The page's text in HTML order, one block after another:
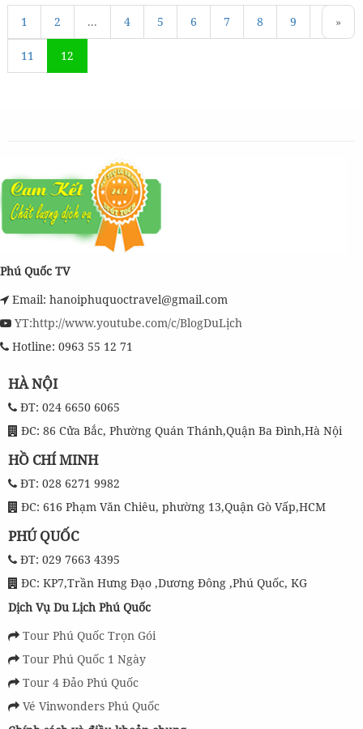
«1 2 ... 4 5 6 7 8 9
11 12
»
Phú Quốc TV
Email: hanoiphuquoctravel@gmail.com
YT:http://www.youtube.com/c/BlogDuLịch
Hotline: 0963 55 12 71
HÀ NỘI
ĐT: 024 6650 6065
ĐC: 86 Cửa Bắc, Phường Quán Thánh,Quận Ba Đình,Hà Nội
HỒ CHÍ MINH
ĐT: 028 6271 9982
ĐC: 616 Phạm Văn Chiêu, phường 13,Quận Gò Vấp,HCM
PHÚ QUỐC
ĐT: 029 7663 4395
ĐC: KP7,Trần Hưng Đạo ,Dương Đông ,Phú Quốc, KG
Dịch Vụ Du Lịch Phú Quốc
Tour Phú Quốc Trọn Gói
Tour Phú Quốc 1 Ngày
Tour 4 Đảo Phú Quốc
Vé Vinwonders Phú Quốc